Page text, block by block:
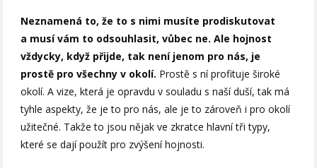
Neznamená to, že to s nimi musíte prodiskutovat
a musí vám to odsouhlasit, vůbec ne. Ale hojnost
vždycky, když přijde, tak není jenom pro nás, je
prostě pro všechny v okolí. Prostě s ní profituje široké
okolí. A vize, která je opravdu v souladu s naší duší, tak má
tyhle aspekty, že je to pro nás, ale je to zároveň i pro okolí
užitečné. Takže to jsou nějak ve zkratce hlavní tři typy,
které se dají použít pro zvýšení hojnosti.